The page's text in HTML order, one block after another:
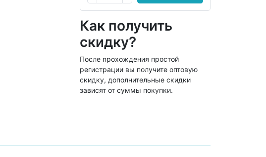
Как получить
скидку?
После прохождения простой
регистрации вы получите оптовую
скидку, дополнительные скидки
зависят от суммы покупки.